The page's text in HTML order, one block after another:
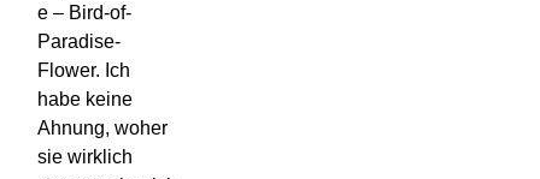
e – Bird-of-
Paradise-
Flower. Ich
habe keine
Ahnung, woher
sie wirklich